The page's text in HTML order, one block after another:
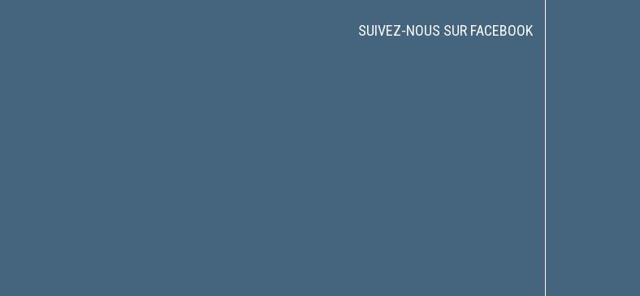
SUIVEZ-NOUS SUR FACEBOOK